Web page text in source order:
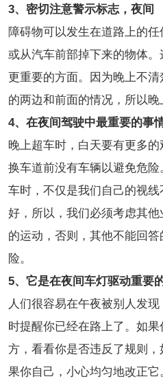
3、密切注意警示标志，夜间
障碍物可以发生在道路上的
或从汽车前部掉下来的物体
更重要的方面。因为晚上不
的两边和前面的情况，所以晚
4、在夜间驾驶中最重要的事
晚上超车时，白天要有更多
换车道前没有车辆以避免危
车时，不仅是我们自己的视
好，所以，我们必须考虑其
的运动，否则，其他不能回
险。
5、它是在夜间车灯驱动重要
人们很容易在午夜被别人发
时提醒你已经在路上了。如
方，看看你是否违反了规则
果你自己，小心均匀地改正